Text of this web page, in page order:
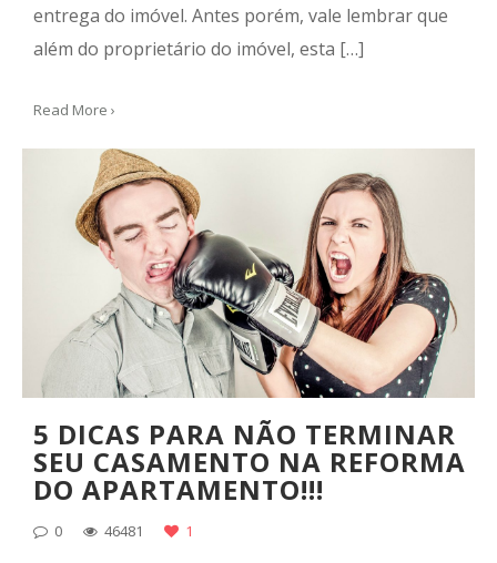
entrega do imóvel. Antes porém, vale lembrar que
além do proprietário do imóvel, esta […]
Read More ›
5 DICAS PARA NÃO TERMINAR
SEU CASAMENTO NA REFORMA
DO APARTAMENTO!!!
0 46481
1